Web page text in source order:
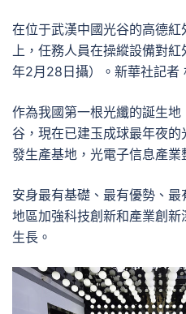
在位于武漢中國光谷的高德
上，任務人員在操縱設備對
年2月28日攝）。新華社記者
作為我國第一根光纖的誕生
谷，現在已建玉成球最年夜
發生產基地，光電子信息產
安身最有基礎、最有優勢、
地區加強科技創新和產業創新
生長。